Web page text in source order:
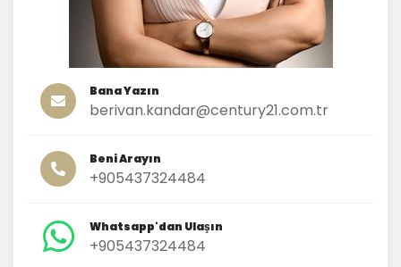
Bana Yazın
berivan.kandar@century21.com.tr
Beni Arayın
+905437324484
Whatsapp'dan Ulaşın
+905437324484